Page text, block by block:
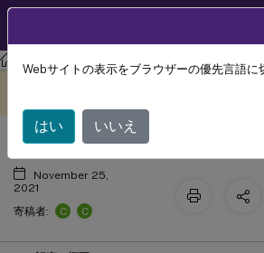
Session Recording Session Recording
Playerで録画を検索で
November 25,
2021
寄稿者:
C C
Webサイトの表示をブラウザーの優先言語に
はい いいえ